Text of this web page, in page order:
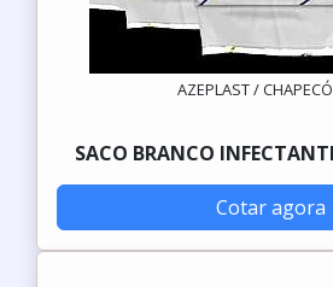
AZEPLAST /
SACO BRANCO
Cotar agora